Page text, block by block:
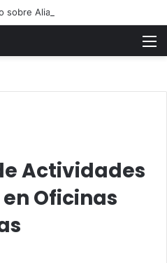
Alianza del Pacífico
Actividades
Oficinas